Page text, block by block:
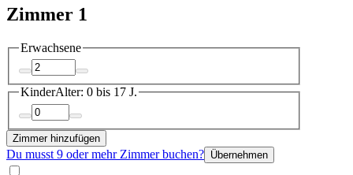
Zimmer 1
Erwachsene
KinderAlter: 0 bis 17 J.
Zimmer hinzufügen
Du musst 9 oder mehr Zimmer buchen? Übernehmen